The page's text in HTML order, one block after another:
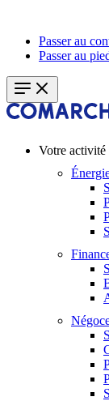
Passer au
Passer au
Votre activité